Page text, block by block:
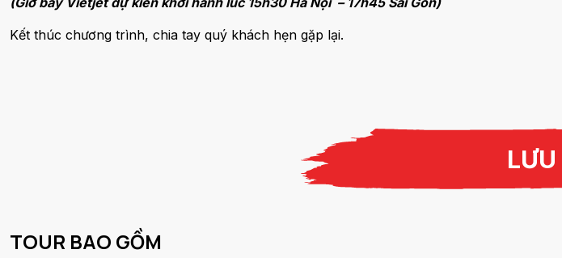
Kết thúc chương trình, chia tay quý khách hẹn gặp lại.
TOUR BAO GỒM